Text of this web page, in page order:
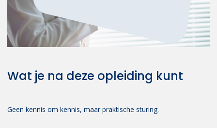
Wat je na deze opleiding kunt
Geen kennis om kennis, maar praktische sturing.